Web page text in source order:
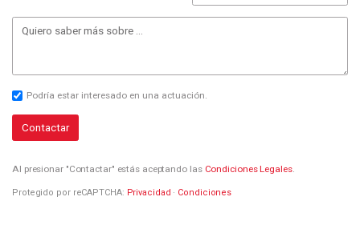
Podría estar interesado en una actuación.
Contactar
Al presionar "Contactar" estás aceptando las Condiciones Legales.
Protegido por reCAPTCHA: Privacidad · Condiciones